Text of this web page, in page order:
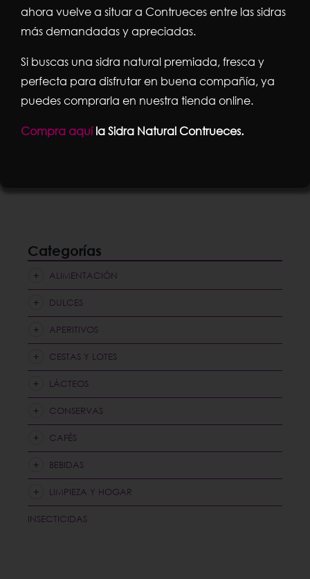
PACK DE 2 ROLLOS PAPEL INDUSTRIAL
29,00€
El
precio
original
29,00€.
23,65€El
precio
actual
23,65€.
Añadir al carrito
Categorías
ALIMENTACIÓN
DULCES
APERITIVOS
CESTAS Y LOTES
LÁCTEOS
CONSERVAS
CAFÉS
BEBIDAS
LIMPIEZA Y HOGAR
INSECTICIDAS
ahora vuelve a situar a Contrueces entre las sidras
más demandadas y apreciadas.
Si buscas una sidra natural premiada, fresca y
perfecta para disfrutar en buena compañía, ya
puedes comprarla en nuestra tienda online.
Compra aquíla Sidra Natural Contrueces.